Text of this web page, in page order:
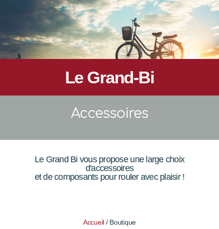
Le Grand-Bi
Accessoires
Le Grand Bi vous propose une large choix
d'accessoires
et de composants pour rouler avec plaisir !
Accueil / Boutique